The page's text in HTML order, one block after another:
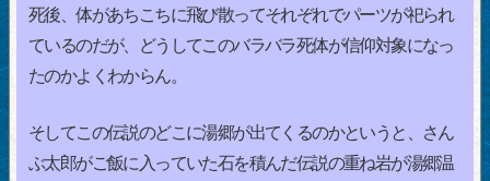
死後、体があちこちに飛び散ってそれぞれでパーツが祀られ
ているのだが、どうしてこのバラバラ死体が信仰対象になっ
たのかよくわからん。
そしてこの伝説のどこに湯郷が出てくるのかというと、さん
ぶ太郎がご飯に入っていた石を積んだ伝説の重ね岩が湯郷温